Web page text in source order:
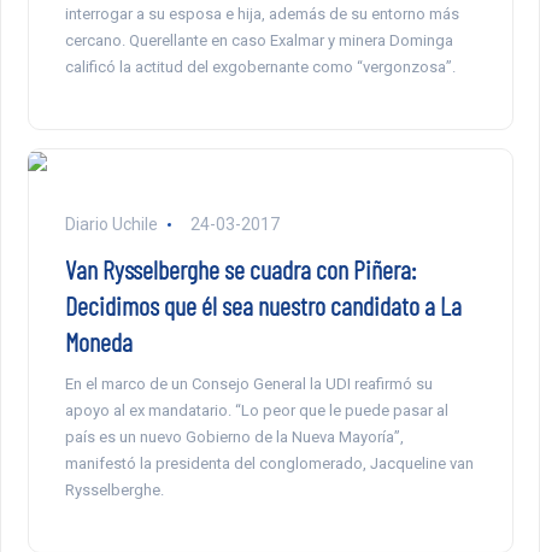
interrogar a su esposa e hija, además de su entorno más
cercano. Querellante en caso Exalmar y minera Dominga
calificó la actitud del exgobernante como “vergonzosa”.
Diario Uchile 24-03-2017
Van Rysselberghe se cuadra con Piñera:
Decidimos que él sea nuestro candidato a La
Moneda
En el marco de un Consejo General la UDI reafirmó su
apoyo al ex mandatario. “Lo peor que le puede pasar al
país es un nuevo Gobierno de la Nueva Mayoría”,
manifestó la presidenta del conglomerado, Jacqueline van
Rysselberghe.